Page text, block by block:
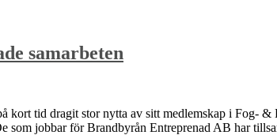
samarbeten
kort tid dragit stor nytta av sitt medlemskap i Fog-
som jobbar för Brandbyrån Entreprenad AB har